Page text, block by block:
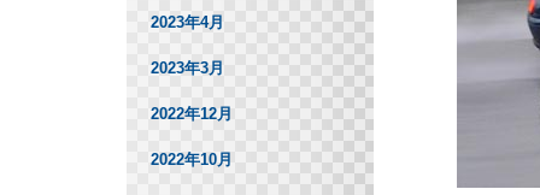
2023年4月
2023年3月
2022年12月
2022年10月